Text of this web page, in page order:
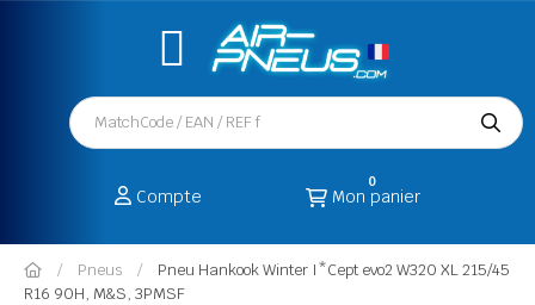
Compte Mon panier
0
Pneus
Pneu Hankook Winter I*Cept evo2 W320 XL 215/45
R16 90H, M&S, 3PMSF